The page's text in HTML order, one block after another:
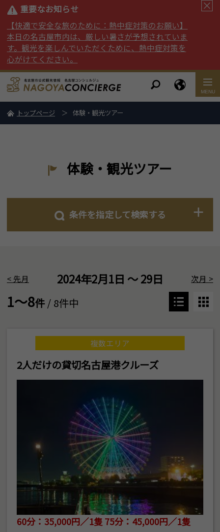
重要なお知らせ
【快適で安全な旅のために：熱中症対策のお願い】
本日の名古屋市内は、厳しい暑さが予想されていま
す。観光を楽しんでいただくために、熱中症対策を
心がけてください。
トップページ 体験・観光ツアー
体験・観光ツアー
条件を指定して検索する
< 先月 2024年2月1日 ～ 29日 次月 >
1～8件/ 8件中
複数エリア
2人だけの貸切名古屋港クルーズ
60分：35,000円／1隻 75分：45,000円／1隻